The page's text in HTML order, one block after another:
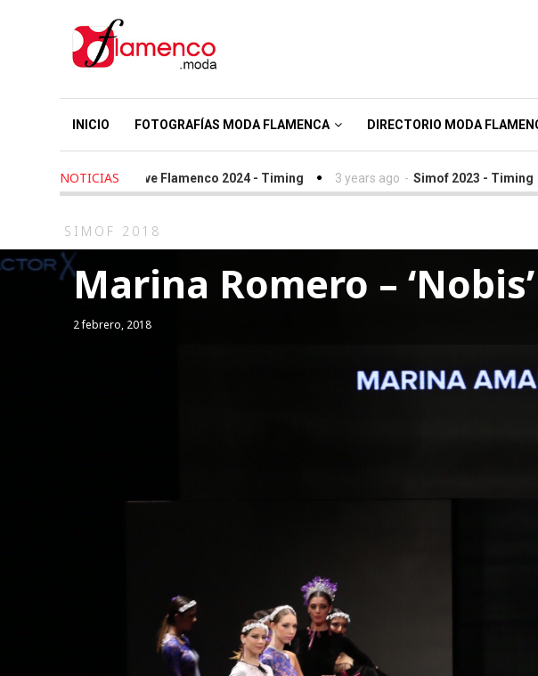
INICIO FOTOGRAFÍAS MODA FLAMENCA DIRECTORIO MODA
NOTICIAS
We Love Flamenco 2024 - Timing 3 years ago - Simof 2023 - Timing 4
SIMOF 2018
Marina Romero –
2 febrero, 2018